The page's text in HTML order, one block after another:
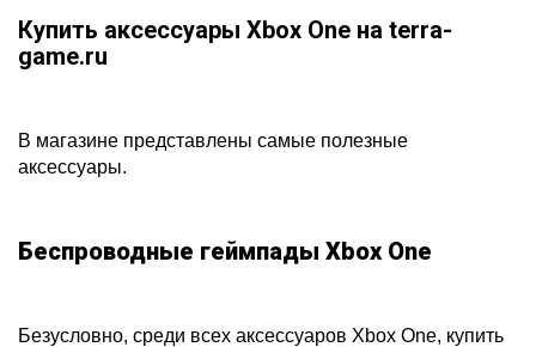
Купить аксессуары Xbox One на terra-
game.ru
В магазине представлены самые полезные
аксессуары.
Беспроводные геймпады Xbox One
Безусловно, среди всех аксессуаров Xbox One, купить